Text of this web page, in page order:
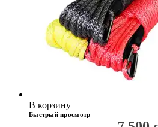
В корзину
Быстрый просмотр